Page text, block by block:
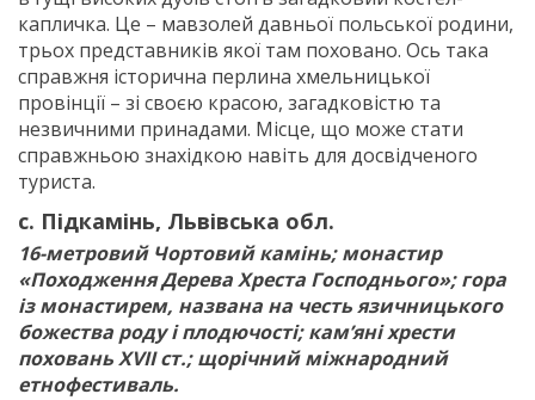
капличка. Це – мавзолей давньої польської родини,
трьох представників якої там поховано. Ось така
справжня історична перлина хмельницької
провінції – зі своєю красою, загадковістю та
незвичними принадами. Місце, що може стати
справжньою знахідкою навіть для досвідченого
туриста.
с. Підкамінь, Львівська обл.
16-метровий Чортовий камінь; монастир
«Походження Дерева Хреста Господнього»; гора
із монастирем, названа на честь язичницького
божества роду і плодючості; кам’яні хрести
поховань XVII ст.; щорічний міжнародний
етнофестиваль.